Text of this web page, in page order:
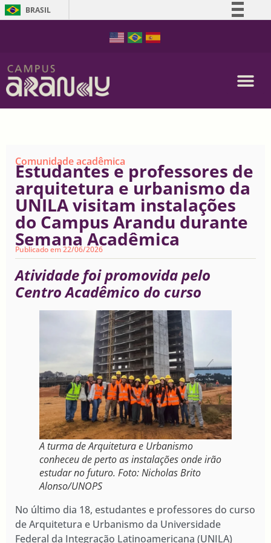
BRASIL
Comunidade acadêmica
Estudantes e professores de
arquitetura e urbanismo da
UNILA visitam instalações
do Campus Arandu durante
Semana Acadêmica
Publicado em22/06/2026
Atividade foi promovida pelo
Centro Acadêmico do curso
A turma de Arquitetura e Urbanismo
conheceu de perto as instalações onde irão
estudar no futuro. Foto: Nicholas Brito
Alonso/UNOPS
No último dia 18, estudantes e professores do curso
de Arquitetura e Urbanismo da Universidade
Federal da Integração Latinoamericana (UNILA)